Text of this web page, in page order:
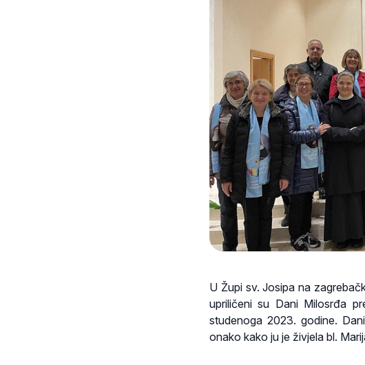
U Župi sv. Josipa na
upriličeni su Dani Milosrđa
studenoga 2023. godine.
onako kako ju je živjela bl.